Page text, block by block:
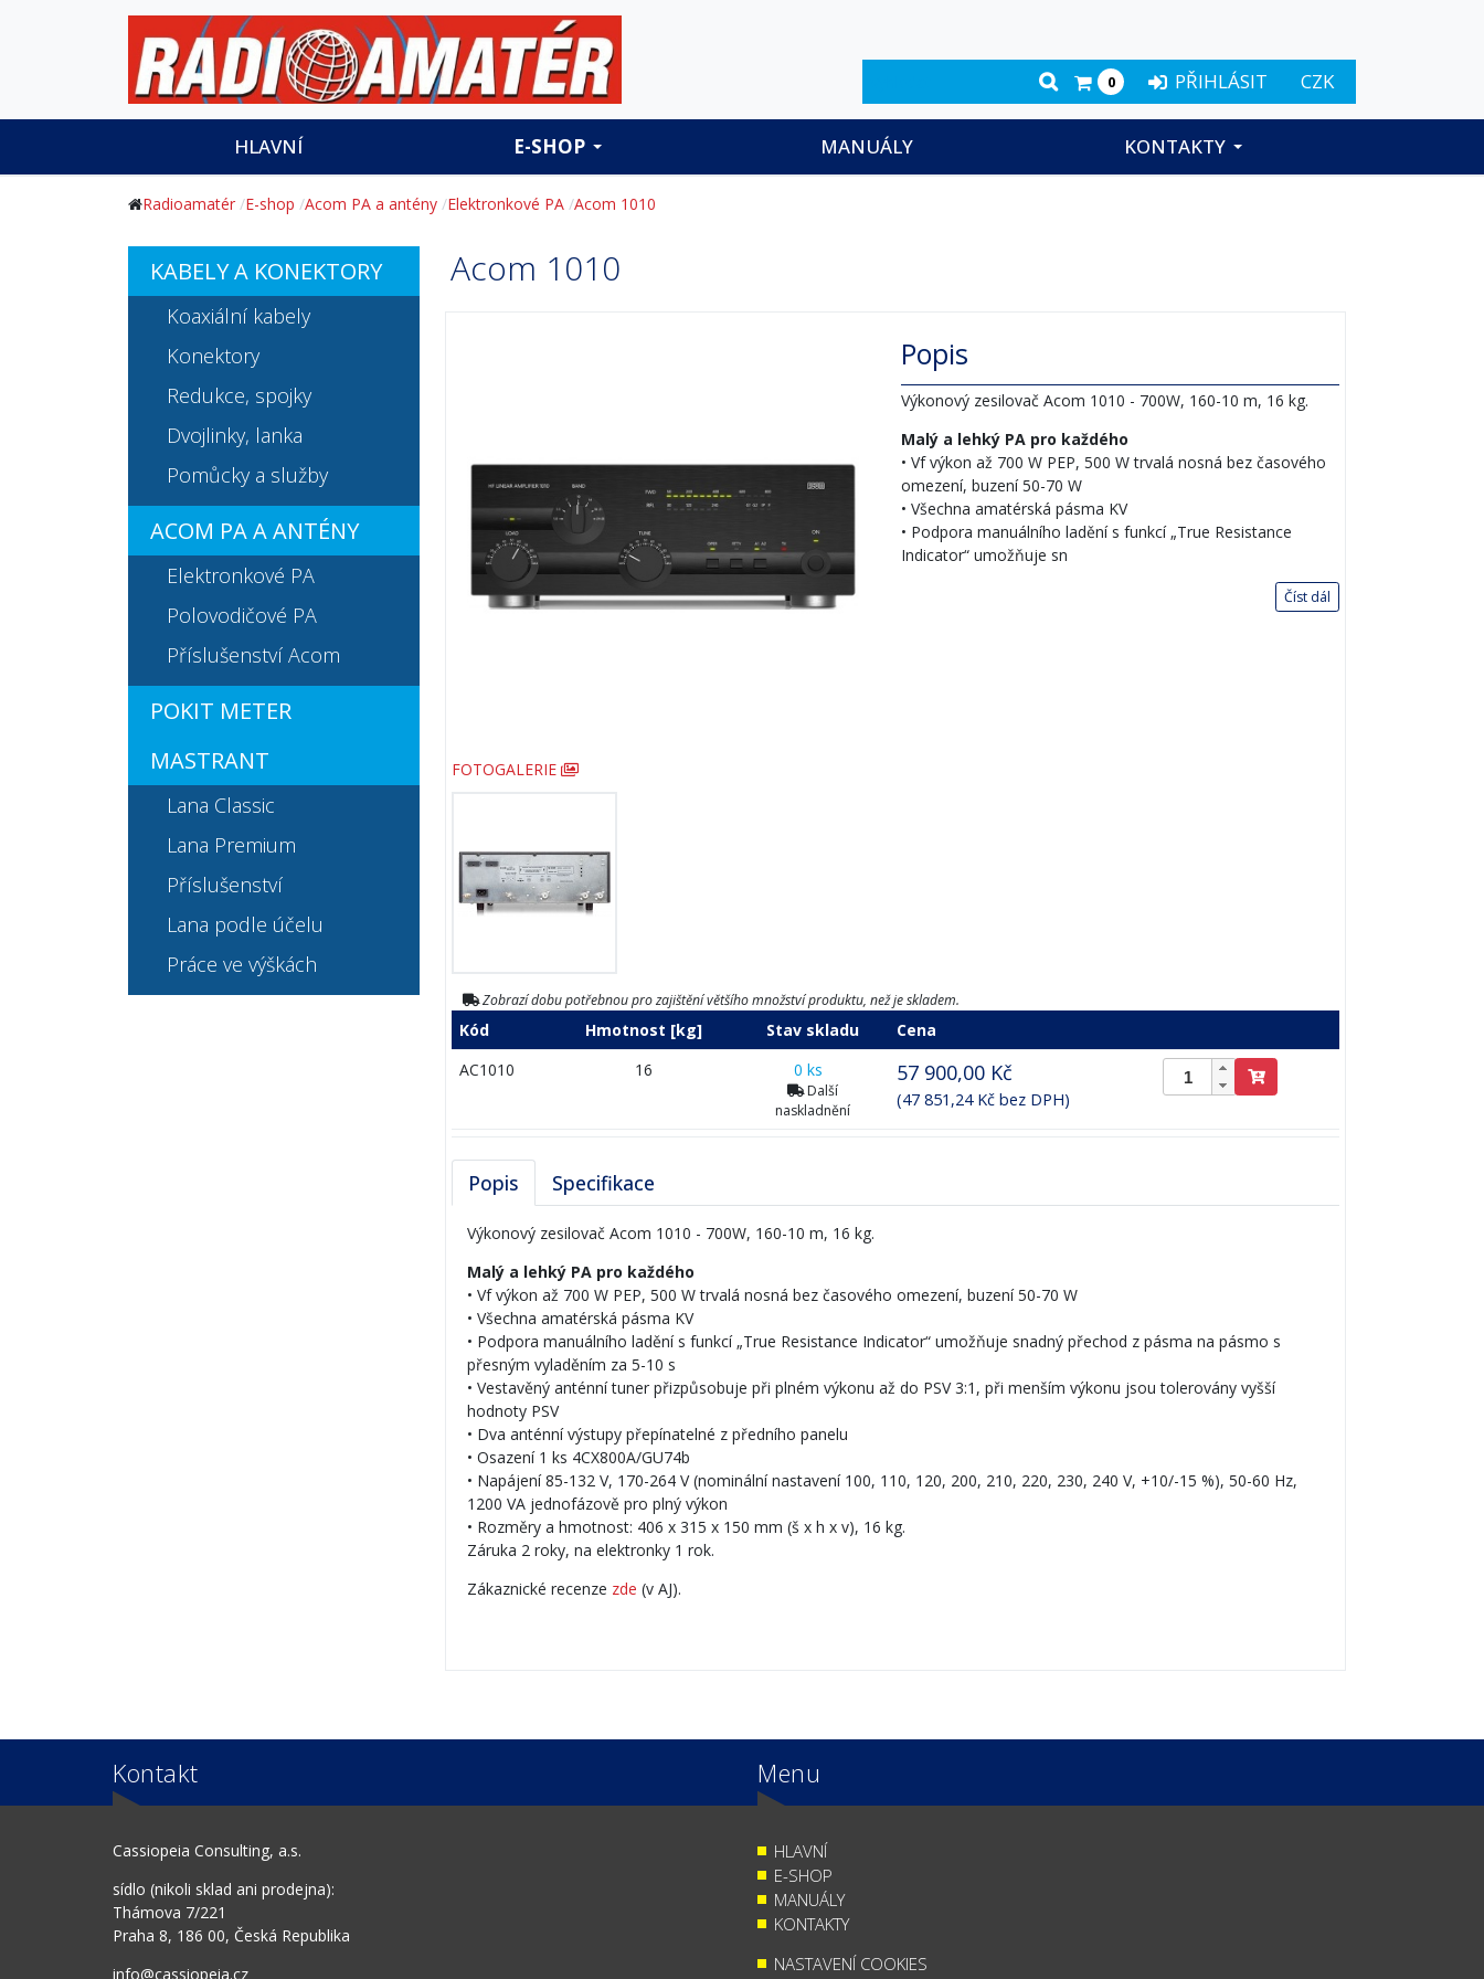
CZK
PŘIHLÁSIT
0
HLAVNÍ E-SHOP MANUÁLY KONTAKTY
Radioamatér E-shop Acom PA a antény Elektronkové PA Acom 1010
Acom 1010
FOTOGALERIE
Popis
Výkonový zesilovač Acom 1010 - 700W, 160-10 m, 16 kg.
Malý a lehký PA pro každého
• Vf výkon až 700 W PEP, 500 W trvalá nosná bez časového
omezení, buzení 50-70 W
• Všechna amatérská pásma KV
• Podpora manuálního ladění s funkcí „True Resistance
Indicator“ umožňuje sn
Číst dál
Zobrazí dobu potřebnou pro zajištění většího množství produktu, než je skladem.
Kód Hmotnost [kg] Stav skladu
Cena
AC1010
16 0 ks
Další
naskladnění
57 900,00 Kč
(47 851,24 Kč bez DPH)
Popis Specifikace
Výkonový zesilovač Acom 1010 - 700W, 160-10 m, 16 kg.
Malý a lehký PA pro každého
• Vf výkon až 700 W PEP, 500 W trvalá nosná bez časového omezení, buzení 50-70 W
• Všechna amatérská pásma KV
• Podpora manuálního ladění s funkcí „True Resistance Indicator“ umožňuje snadný přechod z pásma na pásmo s
přesným vyladěním za 5-10 s
• Vestavěný anténní tuner přizpůsobuje při plném výkonu až do PSV 3:1, při menším výkonu jsou tolerovány vyšší
hodnoty PSV
• Dva anténní výstupy přepínatelné z předního panelu
• Osazení 1 ks 4CX800A/GU74b
• Napájení 85-132 V, 170-264 V (nominální nastavení 100, 110, 120, 200, 210, 220, 230, 240 V, +10/-15 %), 50-60 Hz,
1200 VA jednofázově pro plný výkon
• Rozměry a hmotnost: 406 x 315 x 150 mm (š x h x v), 16 kg.
Záruka 2 roky, na elektronky 1 rok.
Zákaznické recenze zde (v AJ).
KABELY A KONEKTORY
Koaxiální kabely
Konektory
Redukce, spojky
Dvojlinky, lanka
Pomůcky a služby
ACOM PA A ANTÉNY
Elektronkové PA
Polovodičové PA
Příslušenství Acom
POKIT METER
MASTRANT
Lana Classic
Lana Premium
Příslušenství
Lana podle účelu
Práce ve výškách
Kontakt
Cassiopeia Consulting, a.s.
sídlo (nikoli sklad ani prodejna):
Thámova 7/221
Praha 8, 186 00, Česká Republika
info@cassiopeia.cz
Menu
HLAVNÍ
E-SHOP
MANUÁLY
KONTAKTY
NASTAVENÍ COOKIES